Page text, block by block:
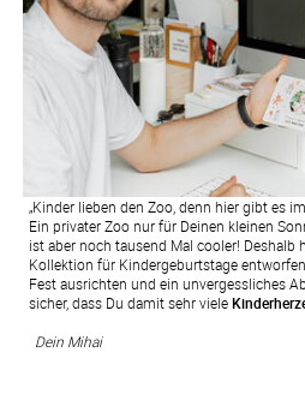
„Kinder lieben den Zoo, denn hier gibt es
Ein privater Zoo nur für Deinen kleinen
ist aber noch tausend Mal cooler! Deshalb
Kollektion für Kindergeburtstage
Fest ausrichten und ein unvergessliches
sicher, dass Du damit sehr viele
Dein Mihai